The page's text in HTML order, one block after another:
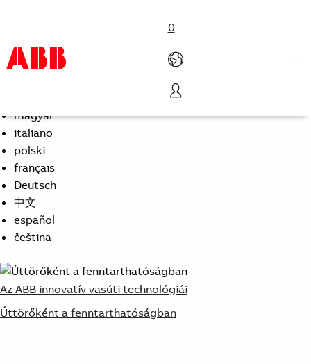
0
Termékek & megoldások
Iparágak
Szolgáltatások
Rólunk
Hol vásárolható meg
Kapcsolatfelvétel
Karrier
magyar
italiano
polski
français
Deutsch
中文
español
čeština
Az ABB innovatív vasúti technológiái
Úttörőként a fenntarthatóságban